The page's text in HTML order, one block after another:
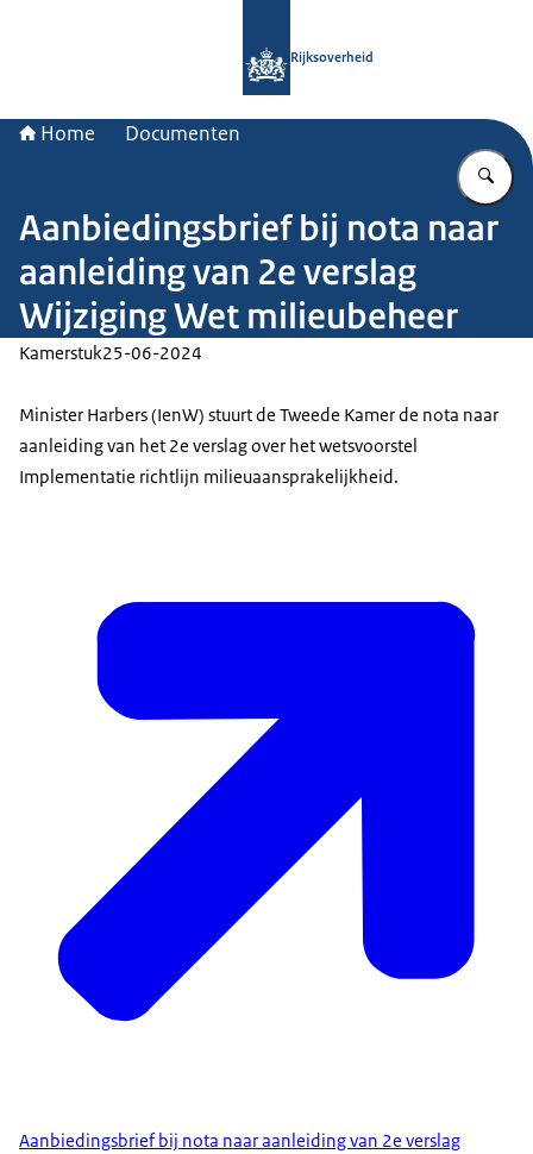
Rijksoverheid
Home Documenten
Aanbiedingsbrief bij nota naar
aanleiding van 2e verslag
Wijziging Wet milieubeheer
Kamerstuk25-06-2024
Minister Harbers (IenW) stuurt de Tweede Kamer de nota naar
aanleiding van het 2e verslag over het wetsvoorstel
Implementatie richtlijn milieuaansprakelijkheid.
Aanbiedingsbrief bij nota naar aanleiding van 2e verslag